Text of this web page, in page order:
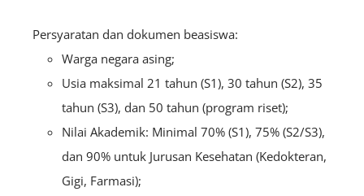
Persyaratan dan dokumen beasiswa:
Warga negara asing;
Usia maksimal 21 tahun (S1), 30 tahun (S2), 35
tahun (S3), dan 50 tahun (program riset);
Nilai Akademik: Minimal 70% (S1), 75% (S2/S3),
dan 90% untuk Jurusan Kesehatan (Kedokteran,
Gigi, Farmasi);